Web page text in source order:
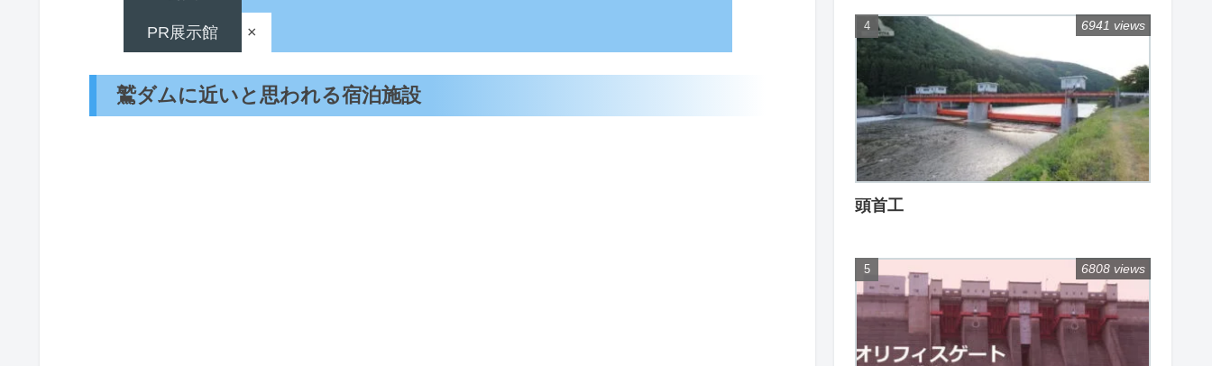
PR展示館 ×
鷲ダムに近いと思われる宿泊施設
頭首工
6941 views
6808 views